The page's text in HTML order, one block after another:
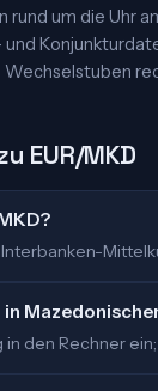
rund um die Uhr
EUR/MKD
Interbanken-
den Rechner